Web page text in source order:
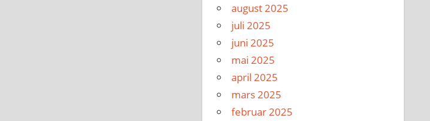
august 2025
juli 2025
juni 2025
mai 2025
april 2025
mars 2025
februar 2025